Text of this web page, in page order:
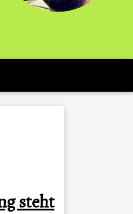
steht